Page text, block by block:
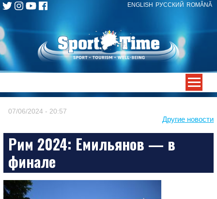
ENGLISH РУССКИЙ ROMÂNĂ
Skip
to
content
Другие новости
07/06/2024 - 20:57
Рим 2024: Емильянов — в
финале